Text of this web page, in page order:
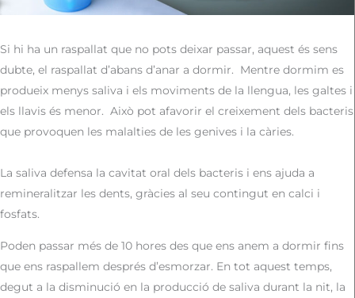
Si hi ha un raspallat que no pots deixar passar, aquest és sens
dubte, el raspallat d’abans d’anar a dormir. Mentre dormim es
produeix menys saliva i els moviments de la llengua, les galtes i
els llavis és menor. Això pot afavorir el creixement dels bacteris
que provoquen les malalties de les genives i la càries.
La saliva defensa la cavitat oral dels bacteris i ens ajuda a
remineralitzar les dents, gràcies al seu contingut en calci i
fosfats.
Poden passar més de 10 hores des que ens anem a dormir fins
que ens raspallem després d’esmorzar. En tot aquest temps,
degut a la disminució en la producció de saliva durant la nit, la